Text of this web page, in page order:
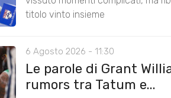
titolo vinto insieme
6 Agosto 2026 - 11:30
Le parole di Grant
rumors tra Tatum e...